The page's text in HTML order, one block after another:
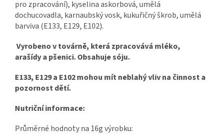
pro zpracování), kyselina askorbová, umělá
dochucovadla, karnaubský vosk, kukuřičný škrob, umělá
barviva (E133, E129, E102).
Vyrobeno v továrně, která zpracovává mléko,
arašídy a pšenici. Obsahuje sóju.
E133, E129 a E102 mohou mít neblahý vliv na činnost a
pozornost dětí.
Nutriční informace:
Průměrné hodnoty na 16g výrobku: